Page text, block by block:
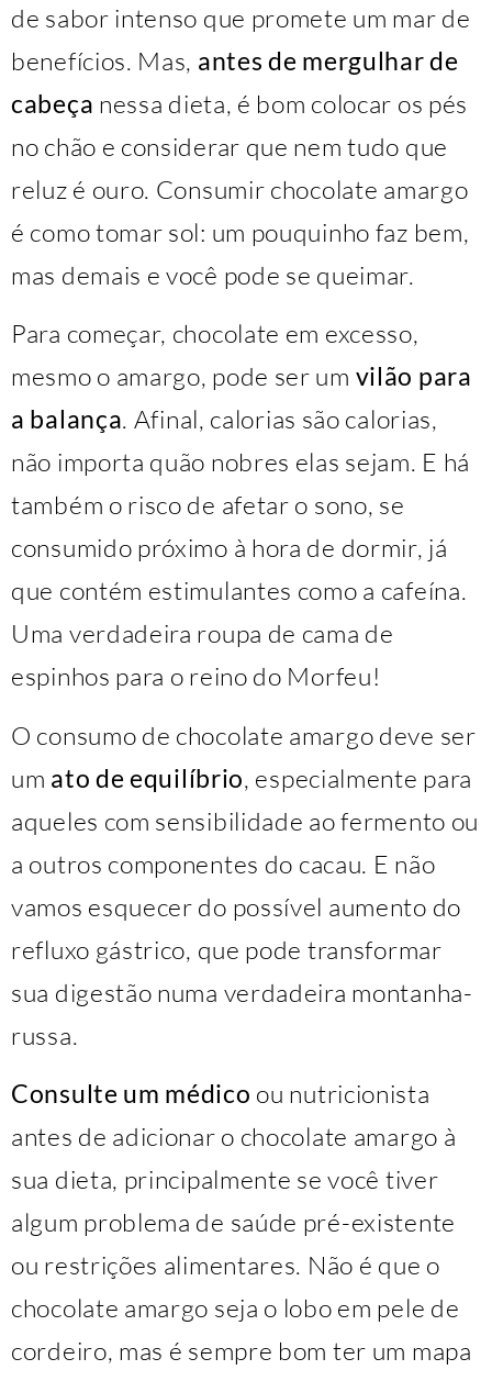
de sabor intenso que promete um mar de
benefícios. Mas, antes de mergulhar de
cabeça nessa dieta, é bom colocar os pés
no chão e considerar que nem tudo que
reluz é ouro. Consumir chocolate amargo
é como tomar sol: um pouquinho faz bem,
mas demais e você pode se queimar.
Para começar, chocolate em excesso,
mesmo o amargo, pode ser um vilão para
a balança. Afinal, calorias são calorias,
não importa quão nobres elas sejam. E há
também o risco de afetar o sono, se
consumido próximo à hora de dormir, já
que contém estimulantes como a cafeína.
Uma verdadeira roupa de cama de
espinhos para o reino do Morfeu!
O consumo de chocolate amargo deve ser
um ato de equilíbrio , especialmente para
aqueles com sensibilidade ao fermento ou
a outros componentes do cacau. E não
vamos esquecer do possível aumento do
refluxo gástrico, que pode transformar
sua digestão numa verdadeira montanha-
russa.
Consulte um médico ou nutricionista
antes de adicionar o chocolate amargo à
sua dieta, principalmente se você tiver
algum problema de saúde pré-existente
ou restrições alimentares. Não é que o
chocolate amargo seja o lobo em pele de
cordeiro, mas é sempre bom ter um mapa